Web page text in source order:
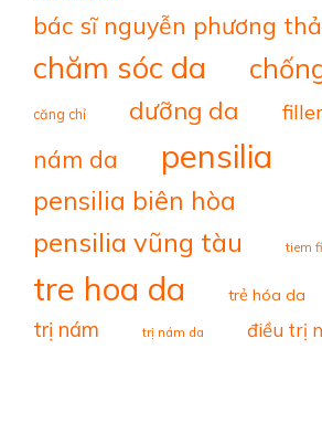
bác sĩ nguyễn phương
chăm sóc da
căng chỉ dưỡng da filler
nám da pensilia
pensilia biên hòa
pensilia vũng tàu tiem
tre hoa da trẻ hóa da
trị nám trị nám da điều trị